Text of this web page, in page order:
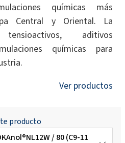
químicas más
Central y Oriental. La
aditivos
químicas para
Ver productos
producto
/ 80 (C9-11